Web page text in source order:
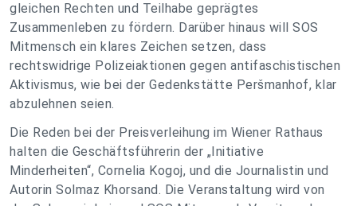
gleichen Rechten und Teilhabe geprägtes
Zusammenleben zu fördern. Darüber hinaus will SOS
Mitmensch ein klares Zeichen setzen, dass
rechtswidrige Polizeiaktionen gegen antifaschistischen
Aktivismus, wie bei der Gedenkstätte Peršmanhof, klar
abzulehnen seien.
Die Reden bei der Preisverleihung im Wiener Rathaus
halten die Geschäftsführerin der „Initiative
Minderheiten“, Cornelia Kogoj, und die Journalistin und
Autorin Solmaz Khorsand. Die Veranstaltung wird von